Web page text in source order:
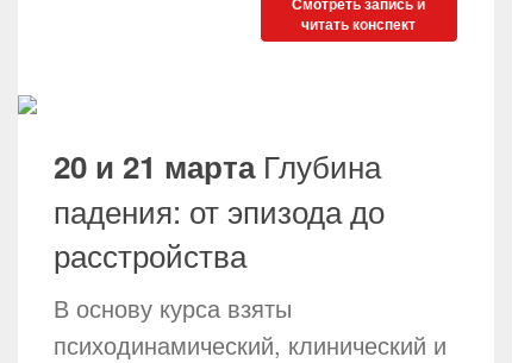
читать конспект
20 и 21 марта Глубина
падения: от эпизода до
расстройства
В основу курса взяты
психодинамический, клинический и